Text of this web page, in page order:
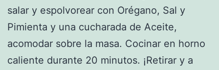
salar y espolvorear con Orégano, Sal y
Pimienta y una cucharada de Aceite,
acomodar sobre la masa. Cocinar en horno
caliente durante 20 minutos. ¡Retirar y a